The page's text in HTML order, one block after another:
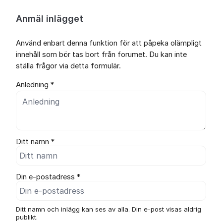
Anmäl inlägget
Använd enbart denna funktion för att påpeka olämpligt
innehåll som bör tas bort från forumet. Du kan inte
ställa frågor via detta formulär.
Anledning *
Ditt namn *
Din e-postadress *
Ditt namn och inlägg kan ses av alla. Din e-post visas aldrig
publikt.